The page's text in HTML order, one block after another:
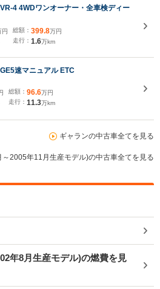
4 4WDワンオーナー・全車検ディー
円
総額： 399.8万円
走行： 1.6万km
速マニュアル ETC
総額： 96.6万円
走行： 11.3万km
ギャランの中古車全てを見る
2005年11月生産モデル)の中古車全てを見る
年8月生産モデル)の燃費を見